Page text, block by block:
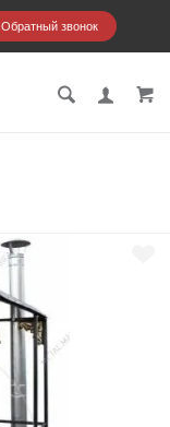
Обратный звонок